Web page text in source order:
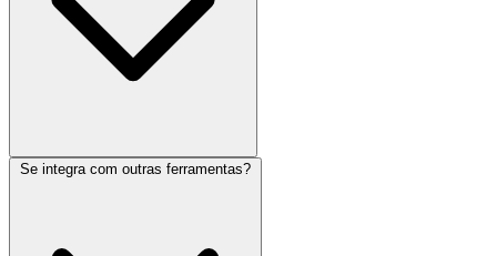
Se integra com outras ferramentas?